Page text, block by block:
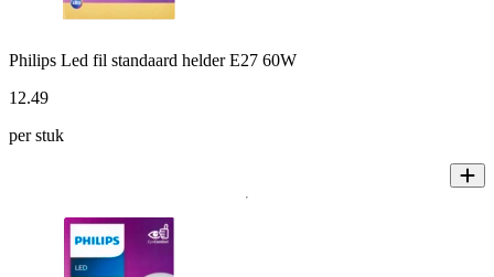
Philips Led fil standaard helder E27 60W
12.49
per stuk